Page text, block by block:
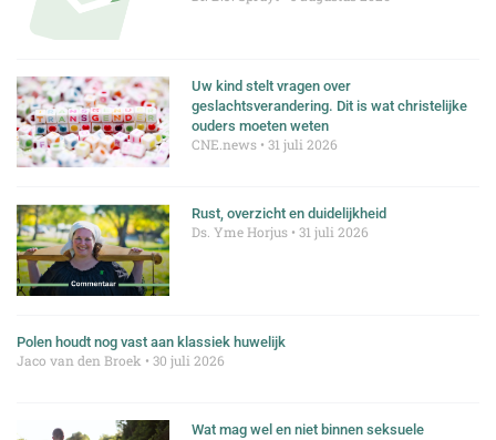
Uw kind stelt vragen over
geslachtsverandering. Dit is wat christelijke
ouders moeten weten
CNE.news 31 juli 2026
Rust, overzicht en duidelijkheid
Ds. Yme Horjus 31 juli 2026
Polen houdt nog vast aan klassiek huwelijk
Jaco van den Broek 30 juli 2026
Wat mag wel en niet binnen seksuele